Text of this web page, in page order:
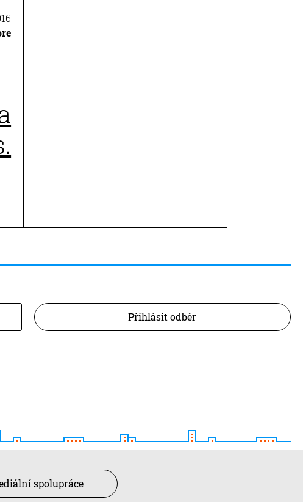
Přihlásit odběr
spolupráce